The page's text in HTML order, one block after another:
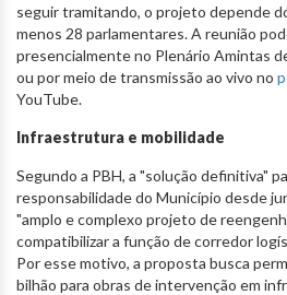
seguir tramitando, o projeto depende
menos 28 parlamentares. A reunião
presencialmente no Plenário Amintas
ou por meio de transmissão ao vivo no
YouTube.
Infraestrutura e mobilidade
Segundo a PBH, a "solução definitiva"
responsabilidade do Município desde
"amplo e complexo projeto de
compatibilizar a função de corredor
Por esse motivo, a proposta busca
bilhão para obras de intervenção em